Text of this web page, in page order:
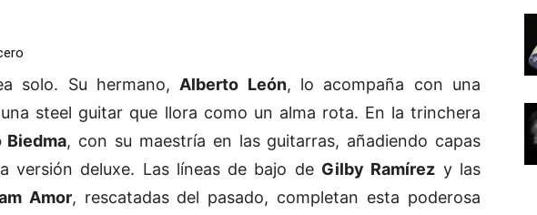
solo. Su hermano, Alberto León, lo acompaña con una
steel guitar que llora como un alma rota. En la trinchera
Biedma, con su maestría en las guitarras, añadiendo capas
versión deluxe. Las líneas de bajo de Gilby Ramírez y las
Amor, rescatadas del pasado, completan esta poderosa